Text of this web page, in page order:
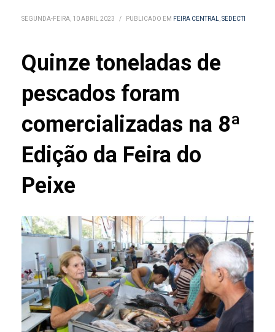
SEGUNDA-FEIRA, 10 ABRIL 2023 / PUBLICADO EM FEIRA CENTRAL,SEDECTI
Quinze toneladas de
pescados foram
comercializadas na 8ª
Edição da Feira do
Peixe